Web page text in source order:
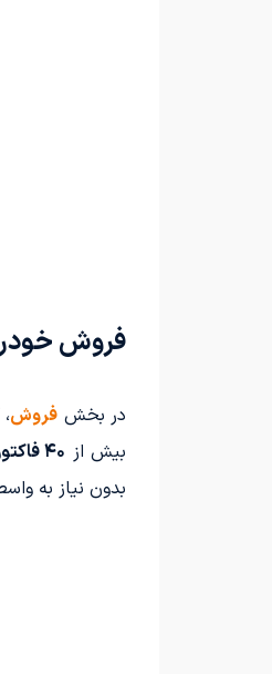
فروش
در بخش فروش
بیش از ۴۰ فاکتور تحلیلی (سال ساخت، کارکرد، برند، سلامت بدنه، شرایط بازار و موقعیت مکانی)
بدون نیاز به